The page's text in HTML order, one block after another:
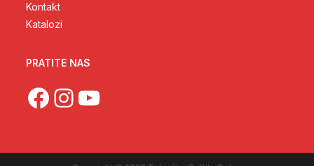
Kontakt
Katalozi
PRATITE NAS